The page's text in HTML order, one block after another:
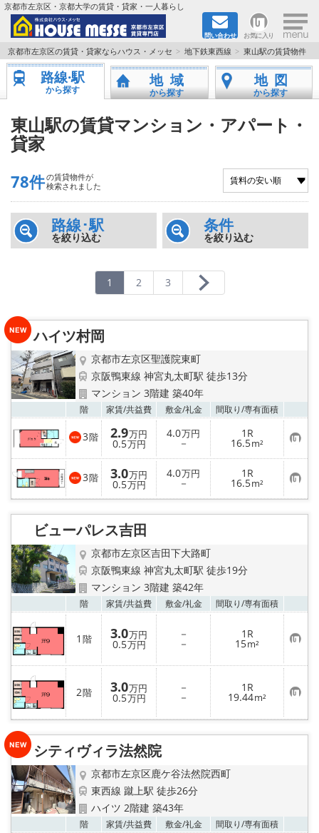
京都市左京区・京都大学の賃貸・貸家・一人暮らし
問い合わせ お気に入り ×
TOPページ
地図から検索
地域から検索
京都大学＆京都芸術大学生さんに
書類DL & 入居者さまへ
家族で住むならマンション？賃家？
ペット相談OKの賃貸！
特選物件
ハウスメーカー施工特集！
路線·駅から探す
IT重説について
スタッフ紹介
賃貸管理の北白川店
店舗情報·アクセス
会社概要
メールでお問い合わせ
京都市左京区の賃貸・貸家ならハウス・メッセ 地下鉄東西線 東山駅の賃貸物件
路線·駅
から探す
地域
から探す
地図
から探す
東山駅の賃貸マンション・アパート・
貸家
78件の賃貸物件が
検索されました
路線･駅
を絞り込む
条件
を絞り込む
1 2 3
ハイツ村岡
京都市左京区聖護院東町
京阪鴨東線 神宮丸太町駅 徒歩13分
マンション 3階建 築40年
階 家賃/共益費 敷金/礼金 間取り/専有面積
3階 2.9万円
0.5万円
4.0万円
－
1R
16.5m² お
気
に
入
り
登
録
3階 3.0万円
0.5万円
4.0万円
－
1R
16.5m² お
気
に
入
ビューパレス吉田
京都市左京区吉田下大路町
京阪鴨東線 神宮丸太町駅 徒歩19分
マンション 3階建 築42年
階 家賃/共益費 敷金/礼金 間取り/専有面積
1 階 3.0万円
0.5万円
－
－
1R
15m² お
気
に
入
り
登
録
2階 3.0万円
0.5万円
－
－
1R
19.44m² お
気
に
り
シティヴィラ法然院
京都市左京区鹿ケ谷法然院西町
東西線 蹴上駅 徒歩26分
ハイツ 2階建 築43年
階 家賃/共益費 敷金/礼金 間取り/専有面積